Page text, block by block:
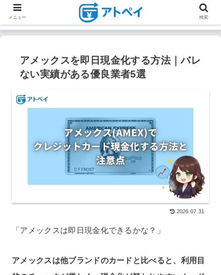
アメックスを即日現金化する方法｜バレ
ない実績がある優良業者5選
2026.07.31
「アメックスは即日現金化できるかな？」
アメックスは他ブランドのカードと比べると、利用目
メニュー 検索